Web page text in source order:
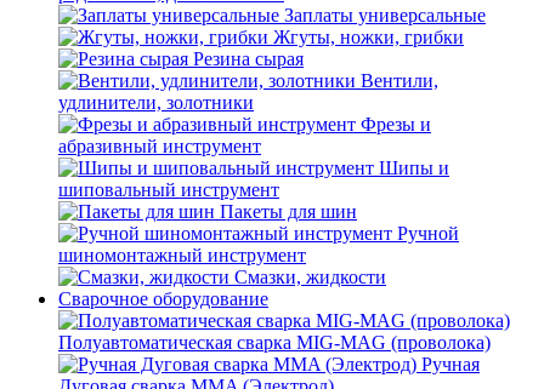
Заплаты универсальные
Жгуты, ножки, грибки
Резина сырая
Вентили,
удлинители, золотники
Фрезы и
абразивный инструмент
Шипы и
шиповальный инструмент
Пакеты для шин
Ручной
шиномонтажный инструмент
Смазки, жидкости
Сварочное оборудование
Полуавтоматическая сварка MIG-MAG (проволока)
Ручная